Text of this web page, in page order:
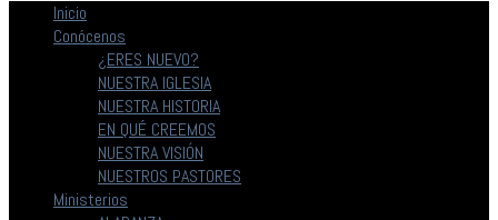
Inicio
Conócenos
¿ERES NUEVO?
NUESTRA IGLESIA
NUESTRA HISTORIA
EN QUÉ CREEMOS
NUESTRA VISIÓN
NUESTROS PASTORES
Ministerios